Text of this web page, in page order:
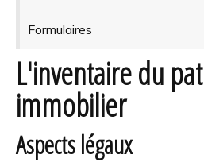
Formulaires
L'inventaire du
immobilier
Aspects légaux